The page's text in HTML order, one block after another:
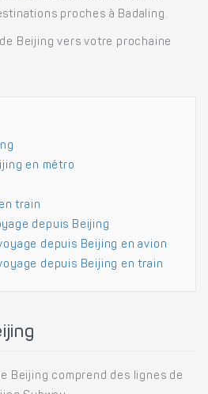
proches à Badaling.
Beijing vers votre prochaine
en métro
train
depuis Beijing
depuis Beijing en avion
depuis Beijing en train
Beijing comprend des lignes de